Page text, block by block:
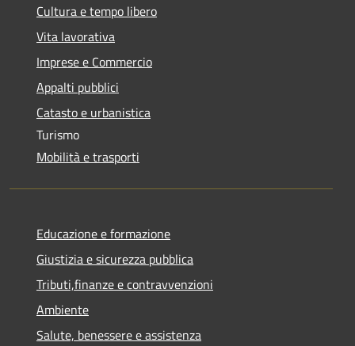
Cultura e tempo libero
Vita lavorativa
Imprese e Commercio
Appalti pubblici
Catasto e urbanistica
Turismo
Mobilità e trasporti
Educazione e formazione
Giustizia e sicurezza pubblica
Tributi,finanze e contravvenzioni
Ambiente
Salute, benessere e assistenza